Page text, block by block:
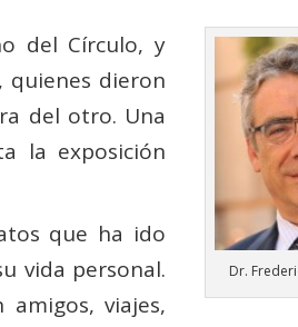
Dr.
del Círculo, y
quienes dieron
del otro. Una
la exposición
que ha ido
vida personal.
viajes,